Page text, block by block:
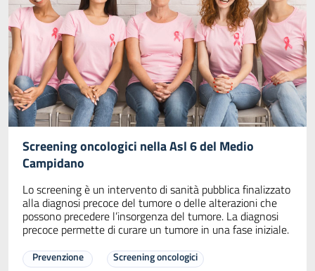
Screening oncologici nella Asl 6 del Medio
Campidano
Lo screening è un intervento di sanità pubblica finalizzato
alla diagnosi precoce del tumore o delle alterazioni che
possono precedere l’insorgenza del tumore. La diagnosi
precoce permette di curare un tumore in una fase iniziale.
Prevenzione
Screening oncologici